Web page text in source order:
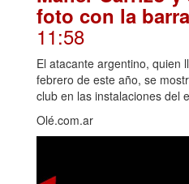
Maher Carrizo
foto con la
11:58
El atacante argentino, quien
febrero de este año, se
club en las instalaciones del
Olé.com.ar